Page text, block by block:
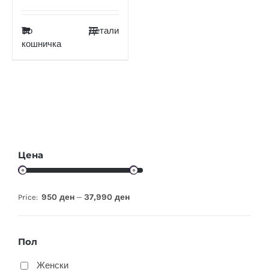
Во
кошничка
Детали
Цена
Price: 950 ден — 37,990 ден
Пол
Женски